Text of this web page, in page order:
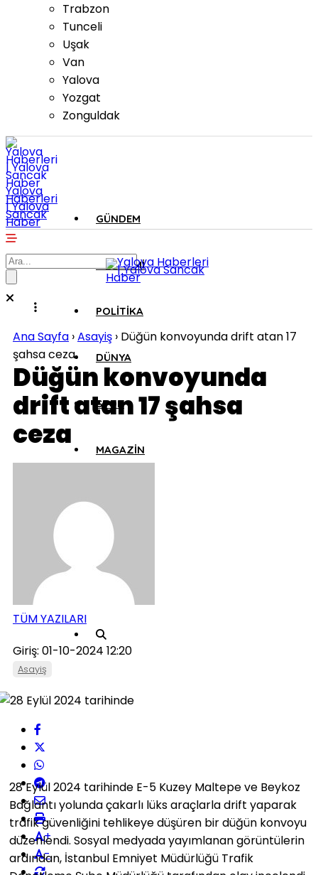
Trabzon
Tunceli
Uşak
Van
Yalova
Yozgat
Zonguldak
Yalova
Haberleri
| Yalova
Sancak
Haber GÜNDEM
EKONOMI
POLITIKA
DÜNYA
SPOR
MAGAZIN
Ana Sayfa ›Asayiş › Düğün konvoyunda drift atan 17
şahsa ceza
Düğün konvoyunda
drift atan 17 şahsa
ceza
TÜM YAZILARI
Giriş: 01-10-2024 12:20
Asayiş
+
-
28 Eylül 2024 tarihinde E-5 Kuzey Maltepe ve Beykoz
Bağlantı yolunda çakarlı lüks araçlarla drift yaparak
trafik güvenliğini tehlikeye düşüren bir düğün konvoyu
düzenlendi. Sosyal medyada yayımlanan görüntülerin
ardından, İstanbul Emniyet Müdürlüğü Trafik